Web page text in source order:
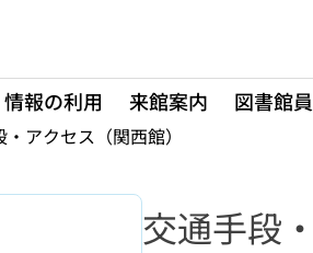
報の利用 来館案内 図書館
アクセス（関西館）
交通手段